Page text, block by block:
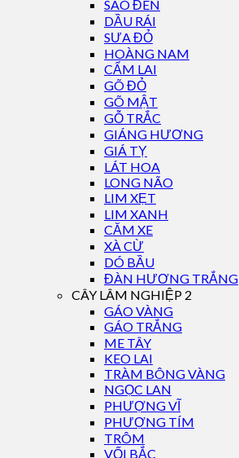
SAO ĐEN
DẦU RÁI
SƯA ĐỎ
HOÀNG NAM
CẨM LAI
GÕ ĐỎ
GÕ MẬT
GỖ TRẮC
GIÁNG HƯƠNG
GIÁ TỴ
LÁT HOA
LONG NÃO
LIM XẸT
LIM XANH
CĂM XE
XÀ CỪ
DÓ BẦU
ĐÀN HƯƠNG TRẮNG
CÂY LÂM NGHIỆP 2
GÁO VÀNG
GÁO TRẮNG
ME TÂY
KEO LAI
TRÀM BÔNG VÀNG
NGỌC LAN
PHƯỢNG VĨ
PHƯỢNG TÍM
TRÔM
VỐI BẮC